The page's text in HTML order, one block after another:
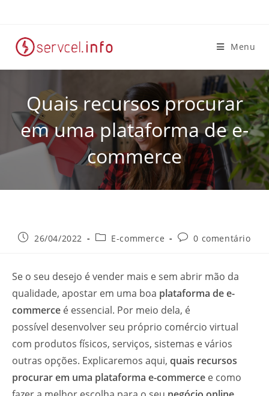
Menu
Quais recursos procurar
em uma plataforma de e-
commerce
26/04/2022 E-commerce 0 comentário
Se o seu desejo é vender mais e sem abrir mão da
qualidade, apostar em uma boa plataforma de e-
commerce é essencial. Por meio dela, é
possível desenvolver seu próprio comércio virtual
com produtos físicos, serviços, sistemas e vários
outras opções. Explicaremos aqui, quais recursos
procurar em uma plataforma e-commerce e como